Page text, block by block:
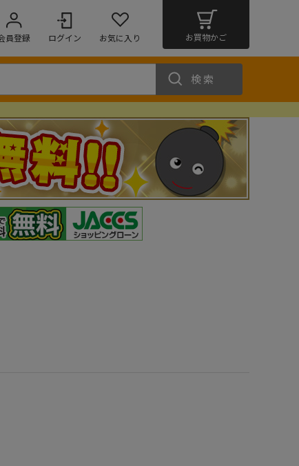
員登録 ログイン お気に入り お買物かご
検索